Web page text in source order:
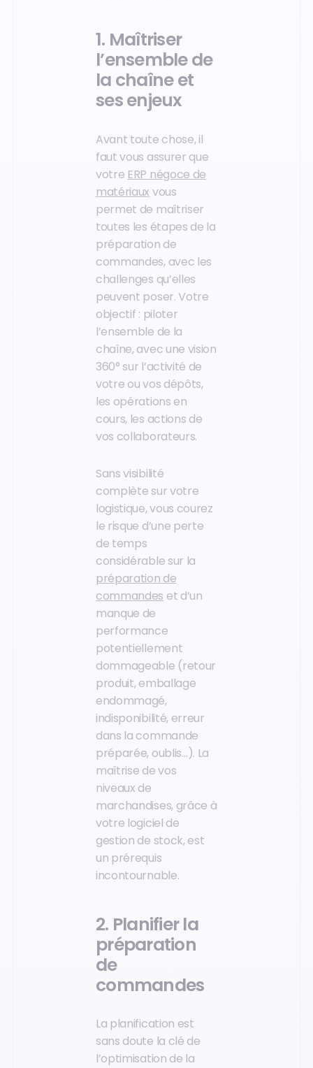
1. Maîtriser
l’ensemble de
la chaîne et
ses enjeux
Avant toute chose, il
faut vous assurer que
votre ERP négoce de
matériaux vous
permet de maîtriser
toutes les étapes de la
préparation de
commandes, avec les
challenges qu’elles
peuvent poser. Votre
objectif : piloter
l’ensemble de la
chaîne, avec une vision
360° sur l’activité de
votre ou vos dépôts,
les opérations en
cours, les actions de
vos collaborateurs.
Sans visibilité
complète sur votre
logistique, vous courez
le risque d’une perte
de temps
considérable sur la
préparation de
commandes et d’un
manque de
performance
potentiellement
dommageable (retour
produit, emballage
endommagé,
indisponibilité, erreur
dans la commande
préparée, oublis…). La
maîtrise de vos
niveaux de
marchandises, grâce à
votre logiciel de
gestion de stock, est
un prérequis
incontournable.
2. Planifier la
préparation
de
commandes
La planification est
sans doute la clé de
l’optimisation de la